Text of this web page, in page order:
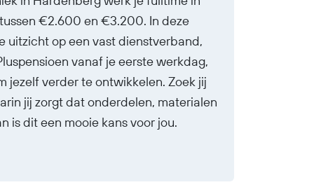
€2.600 en €3.200. In deze
uitzicht op een vast dienstverband,
vanaf je eerste werkdag,
jezelf verder te ontwikkelen. Zoek jij
jij zorgt dat onderdelen, materialen
is dit een mooie kans voor jou.